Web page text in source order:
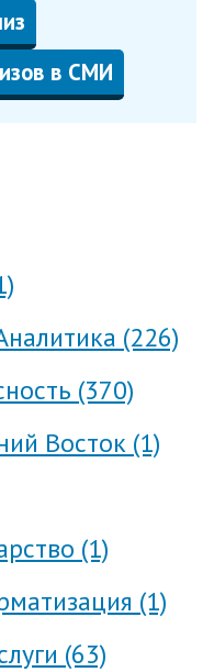
в СМИ
(226)
(370)
Восток (1)
(1)
(1)
(63)